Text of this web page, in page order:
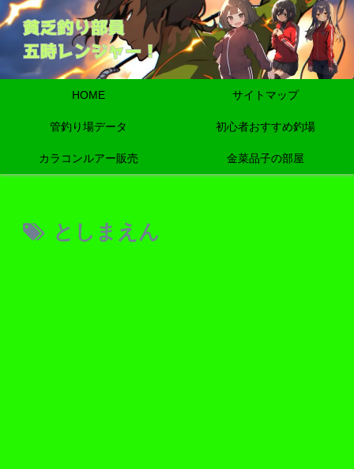
HOME サイトマップ
管釣り場データ 初心者おすすめ釣場
カラコンルアー販売 金菜品子の部屋
としまえん